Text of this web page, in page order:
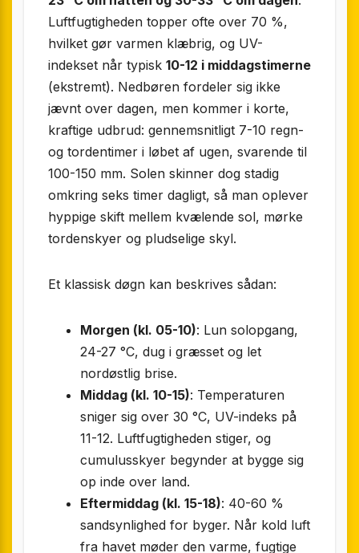
Luftfugtigheden topper ofte over 70 %,
hvilket gør varmen klæbrig, og UV-
indekset når typisk 10-12 i middagstimerne
(ekstremt). Nedbøren fordeler sig ikke
jævnt over dagen, men kommer i korte,
kraftige udbrud: gennemsnitligt 7-10 regn-
og torden­timer i løbet af ugen, svarende til
100-150 mm. Solen skinner dog stadig
omkring seks timer dagligt, så man oplever
hyppige skift mellem kvælende sol, mørke
tordenskyer og pludselige skyl.
Et klassisk døgn kan beskrives sådan:
Morgen (kl. 05-10): Lun solopgang,
24-27 °C, dug i græsset og let
nordøst­lig brise.
Middag (kl. 10-15): Temperaturen
sniger sig over 30 °C, UV-indeks på
11-12. Luftfugtigheden stiger, og
cumulusskyer begynder at bygge sig
op inde over land.
Eftermiddag (kl. 15-18): 40-60 %
sandsynlighed for byger. Når kold luft
fra havet møder den varme, fugtige